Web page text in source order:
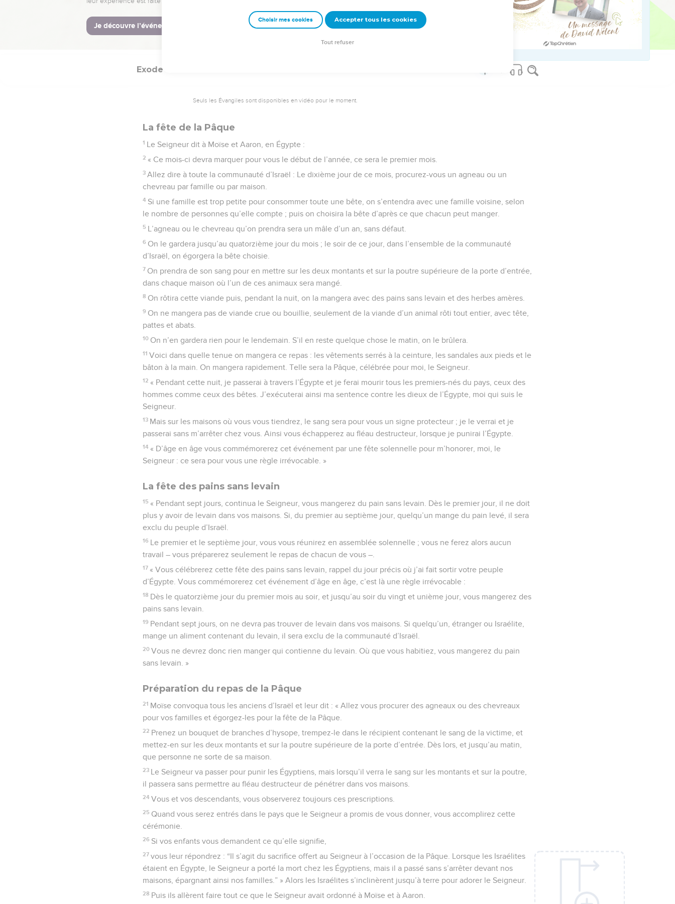
Seigneur l’avait rendu si obstiné qu’il n’avait pas laissé partir les Israélites de son pays.
© Société biblique française – Bibli’O, 1997, avec autorisation. Pour vous procurer une Bible imprimée, rendez-vous sur www.editionsbiblio.fr
Exode
Seuls les Évangiles sont disponibles en vidéo pour le moment.
La fête de la Pâque
1 Le Seigneur dit à Moïse et Aaron, en Égypte :
2 « Ce mois-ci devra marquer pour vous le début de l’année, ce sera le premier mois.
3 Allez dire à toute la communauté d’Israël : Le dixième jour de ce mois, procurez-vous un agneau ou un
chevreau par famille ou par maison.
4 Si une famille est trop petite pour consommer toute une bête, on s’entendra avec une famille voisine, selon
le nombre de personnes qu’elle compte ; puis on choisira la bête d’après ce que chacun peut manger.
5 L’agneau ou le chevreau qu’on prendra sera un mâle d’un an, sans défaut.
6 On le gardera jusqu’au quatorzième jour du mois ; le soir de ce jour, dans l’ensemble de la communauté
d’Israël, on égorgera la bête choisie.
7 On prendra de son sang pour en mettre sur les deux montants et sur la poutre supérieure de la porte d’entrée,
dans chaque maison où l’un de ces animaux sera mangé.
8 On rôtira cette viande puis, pendant la nuit, on la mangera avec des pains sans levain et des herbes amères.
9 On ne mangera pas de viande crue ou bouillie, seulement de la viande d’un animal rôti tout entier, avec tête,
pattes et abats.
10 On n’en gardera rien pour le lendemain. S’il en reste quelque chose le matin, on le brûlera.
11 Voici dans quelle tenue on mangera ce repas : les vêtements serrés à la ceinture, les sandales aux pieds et le
bâton à la main. On mangera rapidement. Telle sera la Pâque, célébrée pour moi, le Seigneur.
12 « Pendant cette nuit, je passerai à travers l’Égypte et je ferai mourir tous les premiers-nés du pays, ceux des
hommes comme ceux des bêtes. J’exécuterai ainsi ma sentence contre les dieux de l’Égypte, moi qui suis le
Seigneur.
13 Mais sur les maisons où vous vous tiendrez, le sang sera pour vous un signe protecteur ; je le verrai et je
passerai sans m’arrêter chez vous. Ainsi vous échapperez au fléau destructeur, lorsque je punirai l’Égypte.
14 « D’âge en âge vous commémorerez cet événement par une fête solennelle pour m’honorer, moi, le
Seigneur : ce sera pour vous une règle irrévocable. »
La fête des pains sans levain
15 « Pendant sept jours, continua le Seigneur, vous mangerez du pain sans levain. Dès le premier jour, il ne doit
plus y avoir de levain dans vos maisons. Si, du premier au septième jour, quelqu’un mange du pain levé, il sera
exclu du peuple d’Israël.
16 Le premier et le septième jour, vous vous réunirez en assemblée solennelle ; vous ne ferez alors aucun
travail – vous préparerez seulement le repas de chacun de vous –.
17 « Vous célébrerez cette fête des pains sans levain, rappel du jour précis où j’ai fait sortir votre peuple
d’Égypte. Vous commémorerez cet événement d’âge en âge, c’est là une règle irrévocable :
18 Dès le quatorzième jour du premier mois au soir, et jusqu’au soir du vingt et unième jour, vous mangerez des
pains sans levain.
19 Pendant sept jours, on ne devra pas trouver de levain dans vos maisons. Si quelqu’un, étranger ou Israélite,
mange un aliment contenant du levain, il sera exclu de la communauté d’Israël.
20 Vous ne devrez donc rien manger qui contienne du levain. Où que vous habitiez, vous mangerez du pain
sans levain. »
Préparation du repas de la Pâque
21 Moïse convoqua tous les anciens d’Israël et leur dit : « Allez vous procurer des agneaux ou des chevreaux
pour vos familles et égorgez-les pour la fête de la Pâque.
22 Prenez un bouquet de branches d’hysope, trempez-le dans le récipient contenant le sang de la victime, et
mettez-en sur les deux montants et sur la poutre supérieure de la porte d’entrée. Dès lors, et jusqu’au matin,
que personne ne sorte de sa maison.
23 Le Seigneur va passer pour punir les Égyptiens, mais lorsqu’il verra le sang sur les montants et sur la poutre,
il passera sans permettre au fléau destructeur de pénétrer dans vos maisons.
24 Vous et vos descendants, vous observerez toujours ces prescriptions.
25 Quand vous serez entrés dans le pays que le Seigneur a promis de vous donner, vous accomplirez cette
cérémonie.
26 Si vos enfants vous demandent ce qu’elle signifie,
27 vous leur répondrez : “Il s’agit du sacrifice offert au Seigneur à l’occasion de la Pâque. Lorsque les Israélites
étaient en Égypte, le Seigneur a porté la mort chez les Égyptiens, mais il a passé sans s’arrêter devant nos
maisons, épargnant ainsi nos familles.” » Alors les Israélites s’inclinèrent jusqu’à terre pour adorer le Seigneur.
28 Puis ils allèrent faire tout ce que le Seigneur avait ordonné à Moïse et à Aaron.
Choisir mes cookies Accepter tous les cookies
Tout refuser